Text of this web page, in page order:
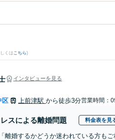
くはこちら)
インタビューを見る
区 上前津駅 から徒歩3分営業時間：
スによる離婚問題 料金表を見
離婚するかどうか迷われている方も